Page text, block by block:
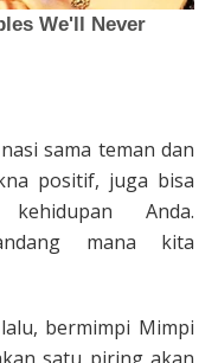
sama teman dan
positif, juga bisa
Anda.
mana kita
bermimpi Mimpi